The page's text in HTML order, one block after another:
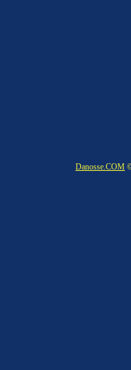
Danosse.COM